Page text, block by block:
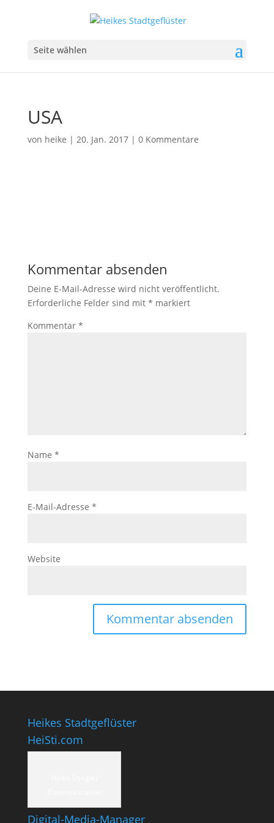
Seite wählen
USA
von heike | 20. Jan. 2017| 0 Kommentare
Kommentar absenden
Deine E-Mail-Adresse wird nicht veröffentlicht.
Erforderliche Felder sind mit * markiert
Kommentar *
Name *
E-Mail-Adresse *
Website
Heikes Stadtgeflüster
HeiSti.com
Digital-Media-Manager